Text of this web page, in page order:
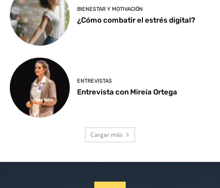
BIENESTAR Y MOTIVACIÓN
¿Cómo combatir el estrés digital?
ENTREVISTAS
Entrevista con Mireia Ortega
Cargar más